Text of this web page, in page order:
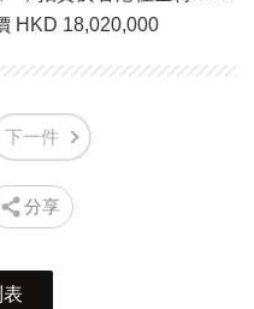
HKD 18,020,000
下一件
分享